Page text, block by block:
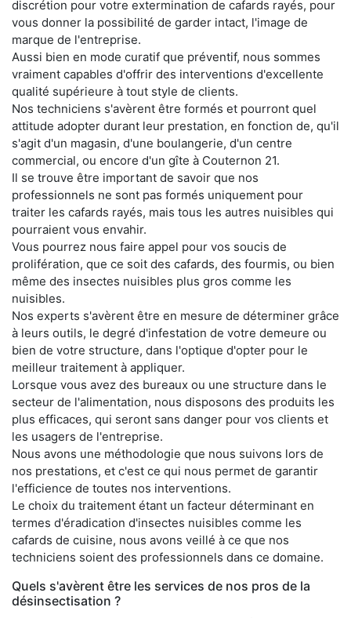
discrétion pour votre extermination de cafards rayés, pour
vous donner la possibilité de garder intact, l'image de
marque de l'entreprise.
Aussi bien en mode curatif que préventif, nous sommes
vraiment capables d'offrir des interventions d'excellente
qualité supérieure à tout style de clients.
Nos techniciens s'avèrent être formés et pourront quel
attitude adopter durant leur prestation, en fonction de, qu'il
s'agit d'un magasin, d'une boulangerie, d'un centre
commercial, ou encore d'un gîte à Couternon 21.
Il se trouve être important de savoir que nos
professionnels ne sont pas formés uniquement pour
traiter les cafards rayés, mais tous les autres nuisibles qui
pourraient vous envahir.
Vous pourrez nous faire appel pour vos soucis de
prolifération, que ce soit des cafards, des fourmis, ou bien
même des insectes nuisibles plus gros comme les
nuisibles.
Nos experts s'avèrent être en mesure de déterminer grâce
à leurs outils, le degré d'infestation de votre demeure ou
bien de votre structure, dans l'optique d'opter pour le
meilleur traitement à appliquer.
Lorsque vous avez des bureaux ou une structure dans le
secteur de l'alimentation, nous disposons des produits les
plus efficaces, qui seront sans danger pour vos clients et
les usagers de l'entreprise.
Nous avons une méthodologie que nous suivons lors de
nos prestations, et c'est ce qui nous permet de garantir
l'efficience de toutes nos interventions.
Le choix du traitement étant un facteur déterminant en
termes d'éradication d'insectes nuisibles comme les
cafards de cuisine, nous avons veillé à ce que nos
techniciens soient des professionnels dans ce domaine.
Quels s'avèrent être les services de nos pros de la
désinsectisation ?